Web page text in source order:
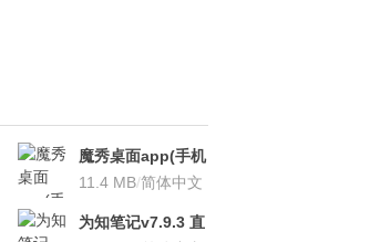
魔秀桌面app(手机
桌面软件)v6.8.6
11.4 MB/简体中文
为知笔记v7.9.3 直